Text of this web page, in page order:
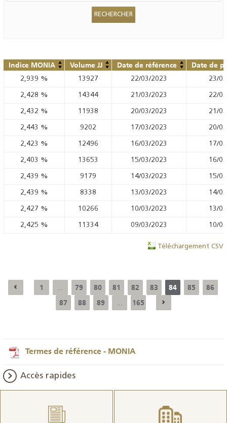
Indice MONIA Volume JJ Date de référence Date de
2,939 % 13927 22/03/2023 23/
2,428 % 14344 21/03/2023 22/
2,432 % 11938 20/03/2023 21/
2,443 % 9202 17/03/2023 20/
2,423 % 12496 16/03/2023 17/
2,403 % 13653 15/03/2023 16/
2,439 % 9179 14/03/2023 15/
2,439 % 8338 13/03/2023 14/
2,427 % 10266 10/03/2023 13/
2,425 % 11334 09/03/2023 10/
Téléchargement CSV
1 79 80 81 82 83 84 85
86
87
88 89 165
Termes de référence - MONIA
Accès rapides